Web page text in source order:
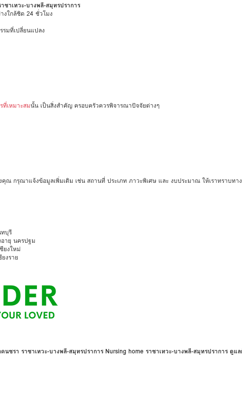
าเทวะ-บางพลี-สมุทรปราการ
ใกล้ชิด 24 ชั่วโมง
มที่เปลี่ยนแปลง
ที่เหมาะสมนั้น เป็นสิ่งสำคัญ ครอบครัวควรพิจารณาปัจจัยต่างๆ
กรุณาแจ้งข้อมูลเพิ่มเติม เช่น สถานที่ ประเภท ภาวะพิเศษ และ งบประมาณ ให้เราทราบทา
บุรี
ายุ นครปฐม
ยงใหม่
งราย
รา ราชาเทวะ-บางพลี-สมุทรปราการ Nursing home ราชาเทวะ-บางพลี-สมุทรปราการ ดูแ